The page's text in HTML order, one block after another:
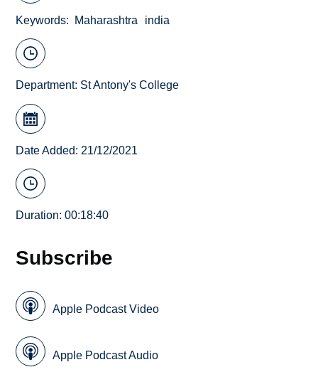
Keywords Maharashtra india
Department: St Antony's College
Date Added: 21/12/2021
Duration: 00:18:40
Subscribe
Apple Podcast Video
Apple Podcast Audio